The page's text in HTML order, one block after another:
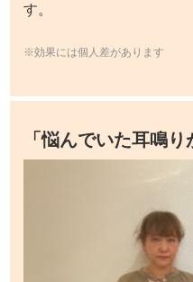
す。
※効果には個人差があります
「悩んでいた耳鳴り